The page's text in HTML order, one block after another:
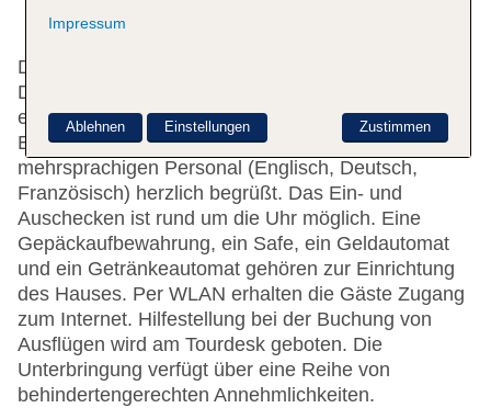
Das Hostel bietet 120 Zimmer und 14
Doppelzimmer auf 4 Etagen, die mit einem Aufzug
erreichbar sind. An der 24-Stunden-Rezeption im
Empfangsbereich werden die Gäste vom
mehrsprachigen Personal (Englisch, Deutsch,
Französisch) herzlich begrüßt. Das Ein- und
Auschecken ist rund um die Uhr möglich. Eine
Gepäckaufbewahrung, ein Safe, ein Geldautomat
und ein Getränkeautomat gehören zur Einrichtung
des Hauses. Per WLAN erhalten die Gäste Zugang
zum Internet. Hilfestellung bei der Buchung von
Ausflügen wird am Tourdesk geboten. Die
Unterbringung verfügt über eine Reihe von
behindertengerechten Annehmlichkeiten.
Impressum
Zustimmen
Ablehnen Einstellungen